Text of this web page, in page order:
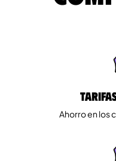
Ahorro en los